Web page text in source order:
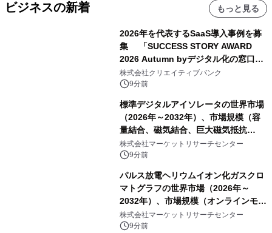
ビジネスの新着 もっと見る
2026年を代表するSaaS導入事例を募
集 「SUCCESS STORY AWARD
2026 Autumn byデジタル化の窓口」
開催
株式会社クリエイティブバンク
9分前
標準デジタルアイソレータの世界市場
（2026年～2032年）、市場規模（容
量結合、磁気結合、巨大磁気抵抗
（GMR））・分析レポートを発表
株式会社マーケットリサーチセンター
9分前
パルス放電ヘリウムイオン化ガスクロ
マトグラフの世界市場（2026年～
2032年）、市場規模（オンラインモニ
タリング型、ラボラトリー型）・分析
レポートを発表
株式会社マーケットリサーチセンター
9分前